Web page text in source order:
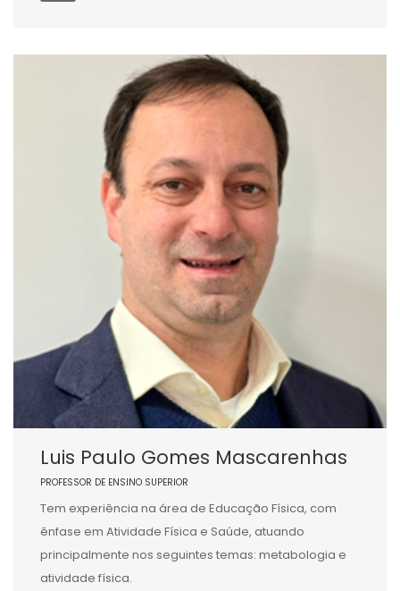
Luis Paulo Gomes Mascarenhas
PROFESSOR DE ENSINO SUPERIOR
Tem experiência na área de Educação Física, com
ênfase em Atividade Física e Saúde, atuando
principalmente nos seguintes temas: metabologia e
atividade física.